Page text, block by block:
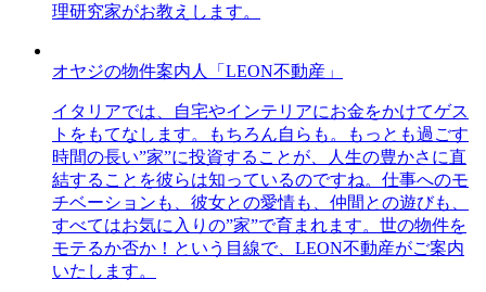
理研究家がお教えします。
オヤジの物件案内人「LEON不動産」
イタリアでは、自宅やインテリアにお金をかけてゲス
トをもてなします。もちろん自らも。もっとも過ごす
時間の長い”家”に投資することが、人生の豊かさに直
結することを彼らは知っているのですね。仕事へのモ
チベーションも、彼女との愛情も、仲間との遊びも、
すべてはお気に入りの”家”で育まれます。世の物件を
モテるか否か！という目線で、LEON不動産がご案内
いたします。